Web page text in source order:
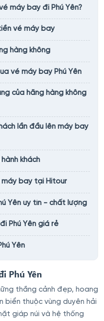
máy bay đi Phú Yên?
vé máy bay
hàng không
vé máy bay Phú Yên
của hãng hàng không
lần đầu lên máy bay
khách
máy bay tại Hitour
Yên uy tín - chất lượng
Phú Yên giá rẻ
Yên
Phú Yên
thắng cảnh đẹp, hoang
biển thuộc vùng duyên hải
giáp núi và hệ thống